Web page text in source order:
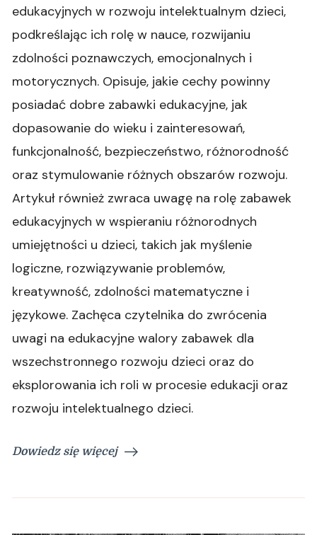
edukacyjnych w rozwoju intelektualnym dzieci,
podkreślając ich rolę w nauce, rozwijaniu
zdolności poznawczych, emocjonalnych i
motorycznych. Opisuje, jakie cechy powinny
posiadać dobre zabawki edukacyjne, jak
dopasowanie do wieku i zainteresowań,
funkcjonalność, bezpieczeństwo, różnorodność
oraz stymulowanie różnych obszarów rozwoju.
Artykuł również zwraca uwagę na rolę zabawek
edukacyjnych w wspieraniu różnorodnych
umiejętności u dzieci, takich jak myślenie
logiczne, rozwiązywanie problemów,
kreatywność, zdolności matematyczne i
językowe. Zachęca czytelnika do zwrócenia
uwagi na edukacyjne walory zabawek dla
wszechstronnego rozwoju dzieci oraz do
eksplorowania ich roli w procesie edukacji oraz
rozwoju intelektualnego dzieci.
Dowiedz się więcej